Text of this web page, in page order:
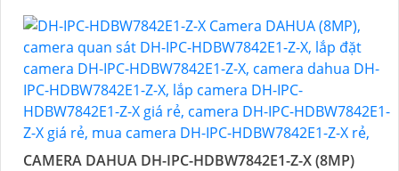
báo sai, đi kèm khe cắm thẻ nhớ 256GB lưu trữ lâu dài, hỗ trợ
POE tiện lợi và mức giá phải chăng
CAMERA DAHUA DH-IPC-HDBW7842E1-Z-X (8MP)